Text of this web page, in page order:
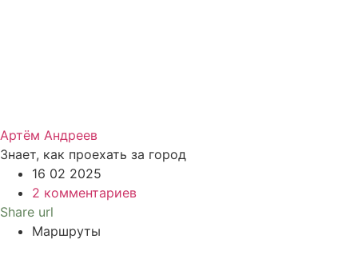
Артём Андреев
Знает, как проехать за город
16 02 2025
2 комментариев
Share url
Маршруты